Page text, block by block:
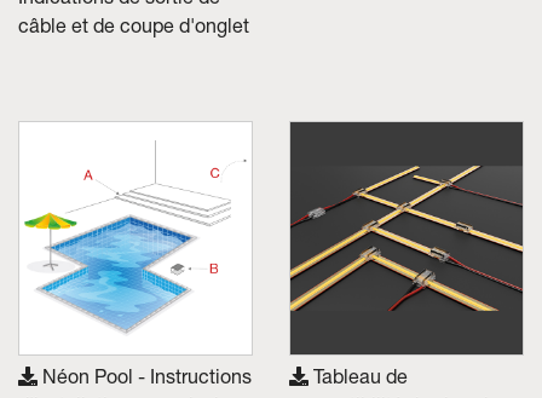
Rail 48V
Rail mini 24V
Spots et Downlights
Caissons lumineux avec façade textile
Panneaux lumineux et Plexiled
câble et de coupe d'onglet
Néon Pool - Instructions
Tableau de